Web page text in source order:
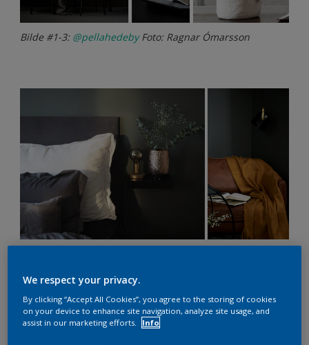
Bilde #1-3: @pellahedebyFoto: Ragnar Ómarsson
Nye farger og naturnære
materialer og tekstiler
We respect your privacy.
By clicking “Accept All Cookies”, you agree to the storing of cookies
on your device to enhance site navigation, analyze site usage, and
assist in our marketing efforts.
Info